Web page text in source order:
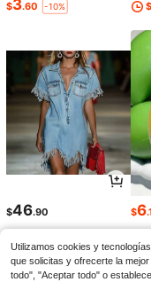
$3.60 -10%
$46.90 $6
Utilizamos cookies y
que solicitas y ofrecerte la
todo", "Aceptar todo" o